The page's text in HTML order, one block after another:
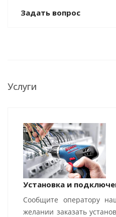
Задать вопрос
Услуги
Установка и
Сообщите оператору
желании заказать